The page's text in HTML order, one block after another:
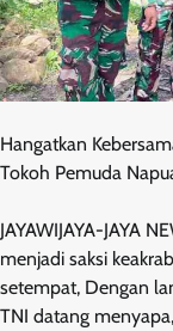
Hangatkan
Tokoh Pemuda
JAYAWIJAYA-JAYA
menjadi saksi
setempat, Dengan
TNI datang